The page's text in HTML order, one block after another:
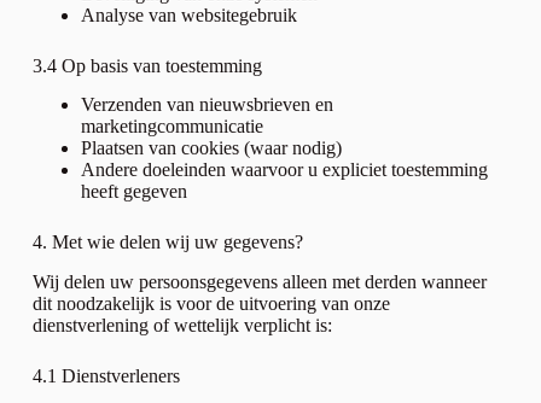
Analyse van websitegebruik
3.4 Op basis van toestemming
Verzenden van nieuwsbrieven en
marketingcommunicatie
Plaatsen van cookies (waar nodig)
Andere doeleinden waarvoor u expliciet toestemming
heeft gegeven
4. Met wie delen wij uw gegevens?
Wij delen uw persoonsgegevens alleen met derden wanneer
dit noodzakelijk is voor de uitvoering van onze
dienstverlening of wettelijk verplicht is:
4.1 Dienstverleners